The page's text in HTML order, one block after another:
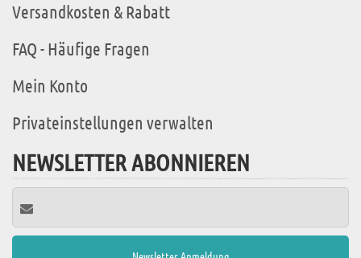
Versandkosten & Rabatt
FAQ - Häufige Fragen
Mein Konto
Privateinstellungen verwalten
NEWSLETTER ABONNIEREN